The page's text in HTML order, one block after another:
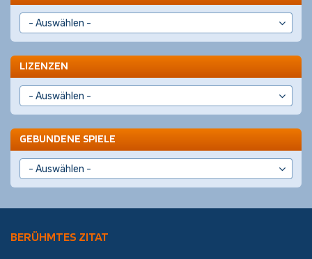
LIZENZEN
GEBUNDENE SPIELE
BERÜHMTES ZITAT